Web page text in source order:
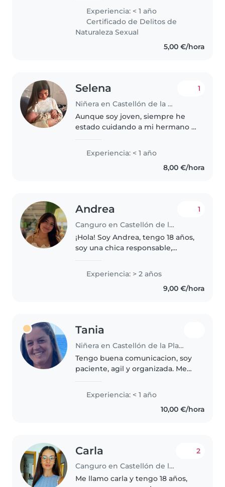
cuidando a mi hermano
pequeño siempre que voy
donde mi madre. Soy creativa,
energética..
Experiencia: < 1 año
Certificado de Delitos de
Naturaleza Sexual
5,00 €/hora
Selena
Niñera en Castellón de la Plana
1
Aunque soy joven, siempre he
estado cuidando a mi hermano y
pequeño, les garantizo que sus
hijos van a estar 100% a salvo y se
divertirán, dentro de lo que..
Experiencia: < 1 año
8,00 €/hora
Andrea
Canguro en Castellón de la Plana
1
¡Hola! Soy Andrea, tengo 18 años,
soy una chica responsable,
entusiasmo de cuidar y
acompañar a sus niños. Tengo
experiencia desde los 15 años
Experiencia: > 2 años
9,00 €/hora
Tania
Niñera en Castellón de la Plana
Tengo buena comunicacion, soy
paciente, agil y organizada. Me
puntual. Puedo ayudar a los
niños con sus deberes, se me
Experiencia: < 1 año
10,00 €/hora
Carla
Canguro en Castellón de la Plana
2
Me llamo carla y tengo 18 años,